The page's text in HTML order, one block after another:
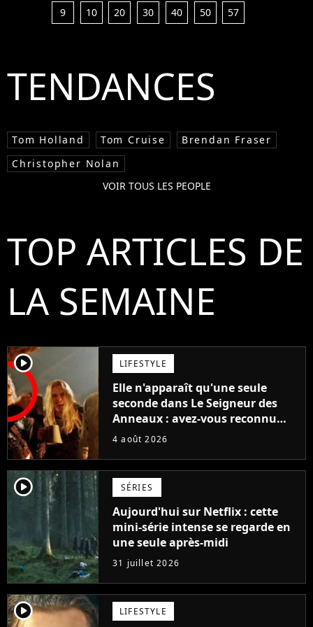
9
10 20 30 40 50 57
TENDANCES
Tom Holland Tom Cruise
Brendan Fraser
Christopher Nolan
VOIR TOUS LES PEOPLE
TOP ARTICLES DE
LA SEMAINE
player2 LIFESTYLE
Elle n'apparaît qu'une seule
seconde dans Le Seigneur des
Anneaux : avez-vous reconnu
cette légende du cinéma dans la
4 août 2026
player2 SÉRIES
Aujourd'hui sur Netflix : cette
mini-série intense se regarde en
une seule après-midi
31 juillet 2026
player2 LIFESTYLE